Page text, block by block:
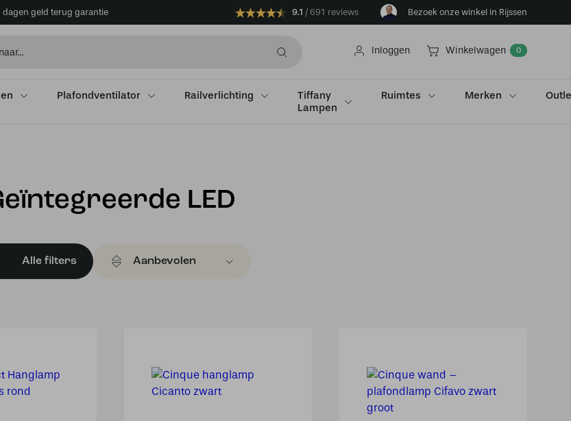
dagen geld terug garantie 9.1 691 reviews Bezoek onze winkel in Rijssen
Inloggen Winkelwagen 0
Plafondventilator Railverlichting
Tiffany
Lampen
Ruimtes Merken
LED
Alle filters